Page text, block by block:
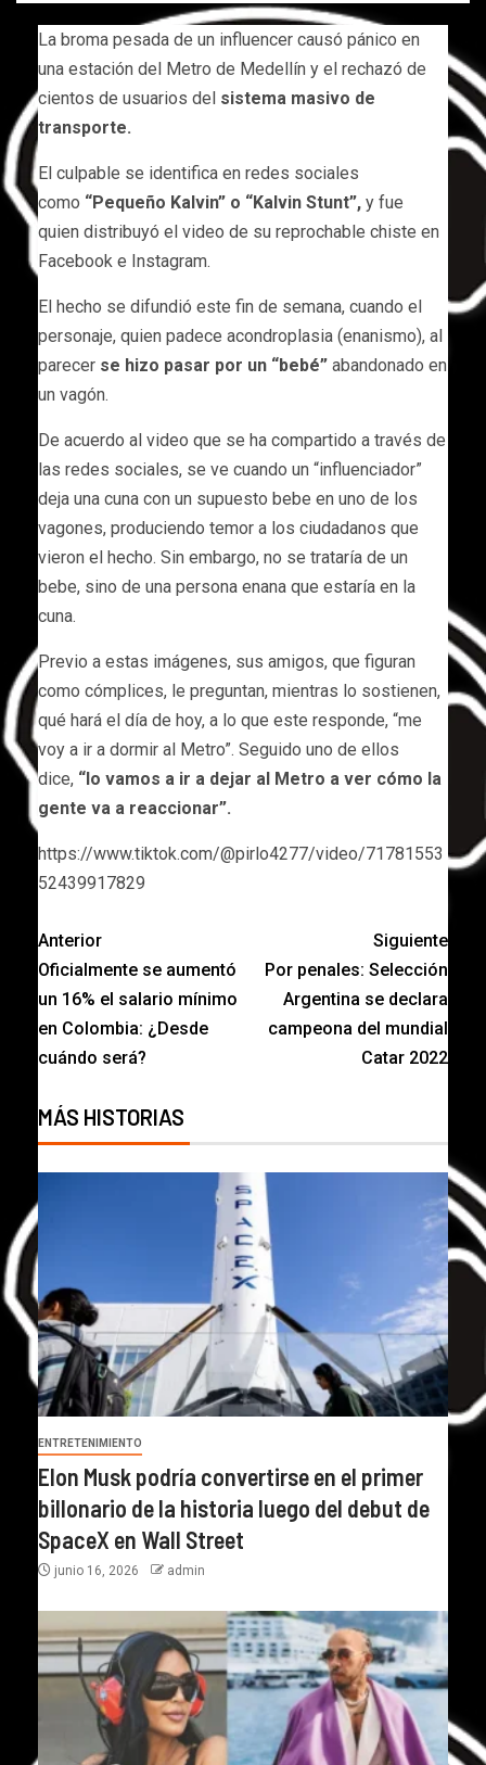
La broma pesada de un influencer causó pánico en
una estación del Metro de Medellín y el rechazó de
cientos de usuarios del sistema masivo de
transporte.
El culpable se identifica en redes sociales
como “Pequeño Kalvin” o “Kalvin Stunt”, y fue
quien distribuyó el video de su reprochable chiste en
Facebook e Instagram.
El hecho se difundió este fin de semana, cuando el
personaje, quien padece acondroplasia (enanismo), al
parecer se hizo pasar por un “bebé” abandonado en
un vagón.
De acuerdo al video que se ha compartido a través de
las redes sociales, se ve cuando un “influenciador”
deja una cuna con un supuesto bebe en uno de los
vagones, produciendo temor a los ciudadanos que
vieron el hecho. Sin embargo, no se trataría de un
bebe, sino de una persona enana que estaría en la
cuna.
Previo a estas imágenes, sus amigos, que figuran
como cómplices, le preguntan, mientras lo sostienen,
qué hará el día de hoy, a lo que este responde, “me
voy a ir a dormir al Metro”. Seguido uno de ellos
dice, “lo vamos a ir a dejar al Metro a ver cómo la
gente va a reaccionar”.
https://www.tiktok.com/@pirlo4277/video/71781553
52439917829
Anterior
Oficialmente se aumentó
un 16% el salario mínimo
en Colombia: ¿Desde
cuándo será?
Siguiente
Por penales: Selección
Argentina se declara
campeona del mundial
Catar 2022
MÁS HISTORIAS
ENTRETENIMIENTO
Elon Musk podría convertirse en el primer
billonario de la historia luego del debut de
SpaceX en Wall Street
junio 16, 2026 admin